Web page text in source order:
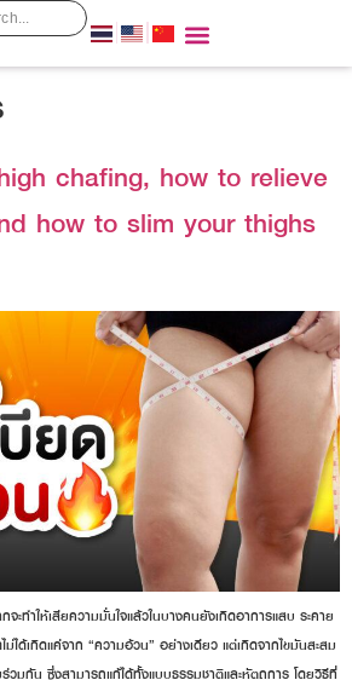
chafing, how to relieve
how to slim your thighs
ทำให้เสียความมั่นใจแล้วในบางคนยังเกิดอาการแสบ ระคาย
ได้เกิดแค่จาก “ความอ้วน” อย่างเดียว แต่เกิดจากไขมันสะสม
วมกัน ซึ่งสามารถแก้ได้ทั้งแบบธรรมชาติและหัตถการ โดยวิธีที่